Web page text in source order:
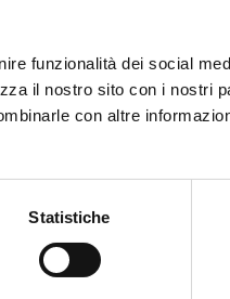
funzionalità dei social
il nostro sito con i nostri
con altre
Statistiche
sulla privacy che può essere
funzionalità dei social media
di analisi dei dati web,
servizi.
l'esperienza per l'utente.
per il funzionamento di questo